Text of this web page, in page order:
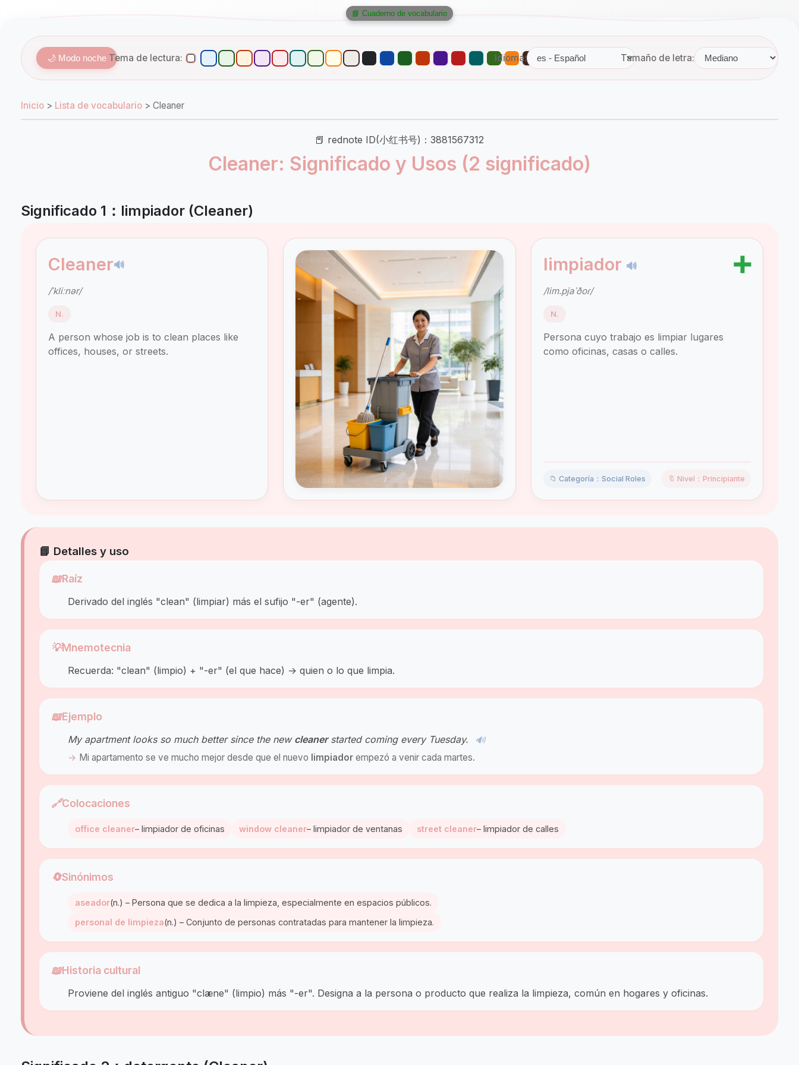
🌙 Modo noche Tema de lectura: Idioma: Tamaño de letra:
Inicio > Lista de vocabulario > Cleaner
📕 rednote ID(小红书号)：3881567312
Cleaner: Significado y Usos (2 significado)
Significado 1：limpiador (Cleaner)
Cleaner🔊
/ˈkliːnər/
N.
A person whose job is to clean places like
offices, houses, or streets.
limpiador 🔊 ➕
/lim.pjaˈðoɾ/
N.
Persona cuyo trabajo es limpiar lugares
como oficinas, casas o calles.
📁 Categoría：Social Roles 🔖 Nivel：Principiante
📘 Detalles y uso
📖Raíz
Derivado del inglés "clean" (limpiar) más el sufijo "-er" (agente).
💡Mnemotecnia
Recuerda: "clean" (limpio) + "-er" (el que hace) → quien o lo que limpia.
📖Ejemplo
My apartment looks so much better since the new cleanerstarted coming every Tuesday. 🔊
Mi apartamento se ve mucho mejor desde que el nuevo limpiador empezó a venir cada martes.
🔗Colocaciones
office cleaner– limpiador de oficinas window cleaner– limpiador de ventanas street cleaner– limpiador de calles
🔄Sinónimos
aseador(n.) – Persona que se dedica a la limpieza, especialmente en espacios públicos.
personal de limpieza(n.) – Conjunto de personas contratadas para mantener la limpieza.
📖Historia cultural
Proviene del inglés antiguo "clæne" (limpio) más "-er". Designa a la persona o producto que realiza la limpieza, común en hogares y oficinas.
📘 Cuaderno de vocabulario